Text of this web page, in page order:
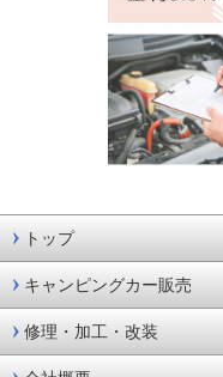
トップ
キャンピングカー販売
修理・加工・改装